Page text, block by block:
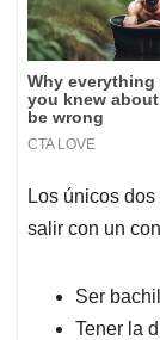
Los únicos
salir con un
Ser
Tener la